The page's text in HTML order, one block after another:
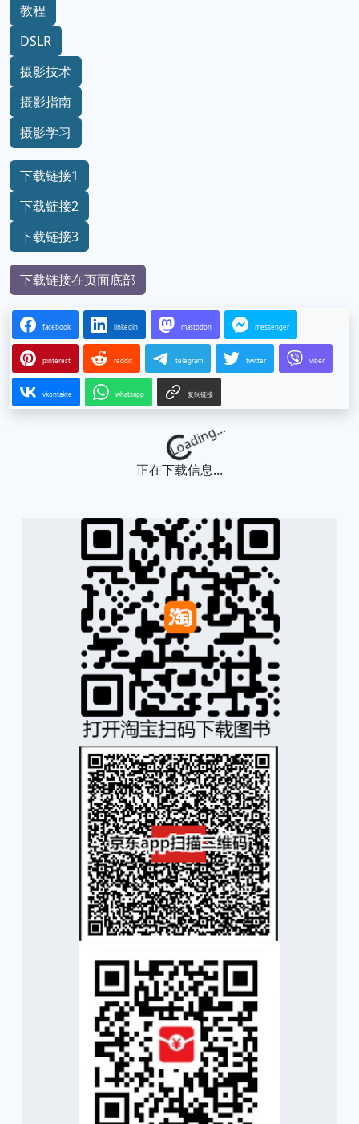
教程
DSLR
摄影技术
摄影指南
摄影学习
下载链接1
下载链接2
下载链接3
下载链接在页面底部
facebook linkedin mastodon messenger
pinterest reddit telegram twitter viber
vkontakte whatsapp 复制链接
Loading...
正在下载信息...